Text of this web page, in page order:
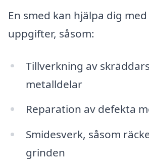
En smed kan hjälpa dig
uppgifter, såsom:
Tillverkning av
metalldelar
Reparation av defekta
Smidesverk, såsom
grinden